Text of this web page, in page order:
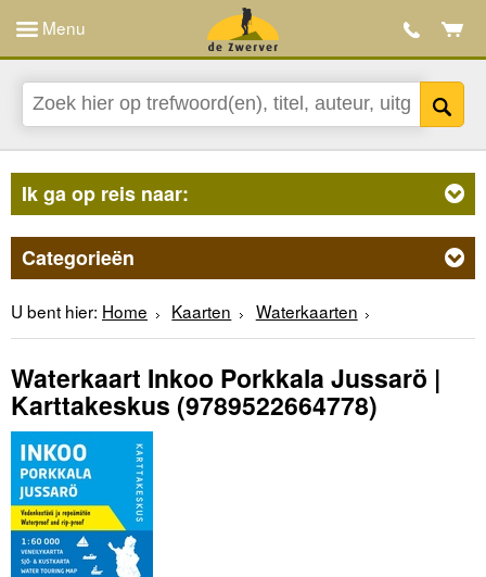
Menu
Ik ga op reis naar:
Categorieën
U bent hier: Home Kaarten Waterkaarten
Waterkaart Inkoo Porkkala Jussarö |
Karttakeskus (9789522664778)